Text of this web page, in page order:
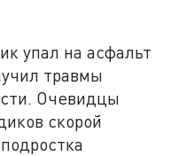
упал на асфальт
травмы
Очевидцы
скорой